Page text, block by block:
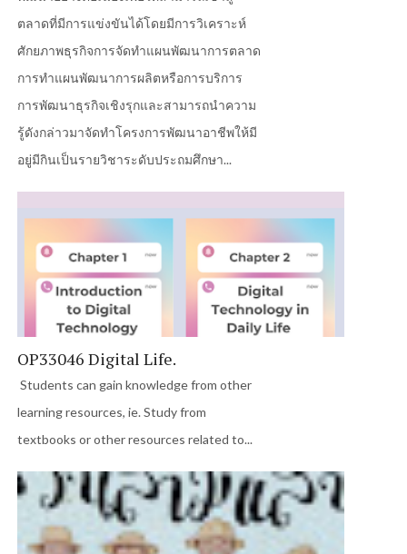
ตลาดที่มีการแข่งขันได้โดยมีการวิเคราะห์
ศักยภาพธุรกิจการจัดทำแผนพัฒนาการตลาด
การทำแผนพัฒนาการผลิตหรือการบริการ
การพัฒนาธุรกิจเชิงรุกและสามารถนำความ
รู้ดังกล่าวมาจัดทำโครงการพัฒนาอาชีพให้มี
อยู่มีกินเป็นรายวิชาระดับประถมศึกษา...
OP33046 Digital Life.
Students can gain knowledge from other
learning resources, ie. Study from
textbooks or other resources related to...